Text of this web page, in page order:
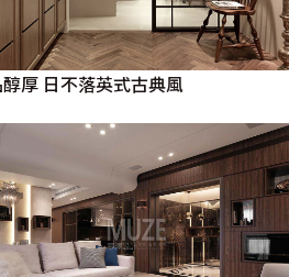
厚 日不落英式古典風